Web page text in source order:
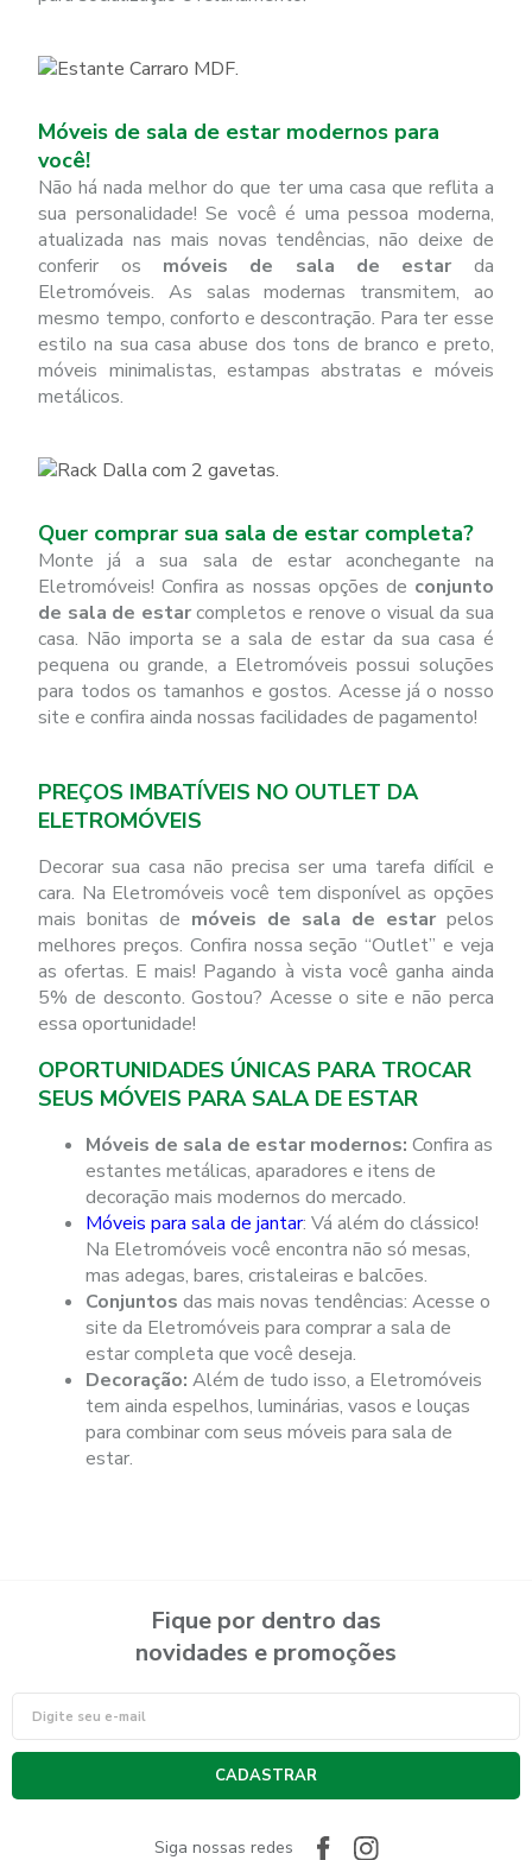
Móveis de sala de estar modernos para
você!
Não há nada melhor do que ter uma casa que reflita a
sua personalidade! Se você é uma pessoa moderna,
atualizada nas mais novas tendências, não deixe de
conferir os móveis de sala de estar da
Eletromóveis. As salas modernas transmitem, ao
mesmo tempo, conforto e descontração. Para ter esse
estilo na sua casa abuse dos tons de branco e preto,
móveis minimalistas, estampas abstratas e móveis
metálicos.
Quer comprar sua sala de estar completa?
Monte já a sua sala de estar aconchegante na
Eletromóveis! Confira as nossas opções de conjunto
de sala de estarcompletos e renove o visual da sua
casa. Não importa se a sala de estar da sua casa é
pequena ou grande, a Eletromóveis possui soluções
para todos os tamanhos e gostos. Acesse já o nosso
site e confira ainda nossas facilidades de pagamento!
PREÇOS IMBATÍVEIS NO OUTLET DA
ELETROMÓVEIS
Decorar sua casa não precisa ser uma tarefa difícil e
cara. Na Eletromóveis você tem disponível as opções
mais bonitas de móveis de sala de estarpelos
melhores preços. Confira nossa seção “Outlet” e veja
as ofertas. E mais! Pagando à vista você ganha ainda
5% de desconto. Gostou? Acesse o site e não perca
essa oportunidade!
OPORTUNIDADES ÚNICAS PARA TROCAR
SEUS MÓVEIS PARA SALA DE ESTAR
Móveis de sala de estar modernos: Confira as
estantes metálicas, aparadores e itens de
decoração mais modernos do mercado.
Móveis para sala de jantar: Vá além do clássico!
Na Eletromóveis você encontra não só mesas,
mas adegas, bares, cristaleiras e balcões.
Conjuntos das mais novas tendências: Acesse o
site da Eletromóveis para comprar a sala de
estar completa que você deseja.
Decoração: Além de tudo isso, a Eletromóveis
tem ainda espelhos, luminárias, vasos e louças
para combinar com seus móveis para sala de
estar.
Fique por dentro das
novidades e promoções
CADASTRAR
Siga nossas redes